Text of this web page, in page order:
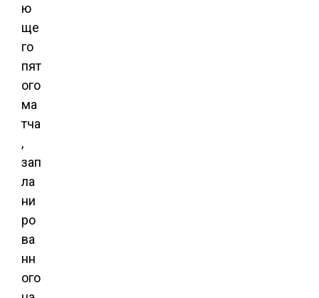
ю
ще
го
пят
ого
ма
тча
,
зап
ла
ни
ро
ва
нн
ого